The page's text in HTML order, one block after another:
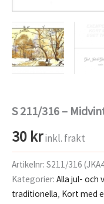
S 211/316 –
30 krinkl. frakt
Artikelnr: S211/316
Kategorier: Alla jul- och
traditionella, Kort med